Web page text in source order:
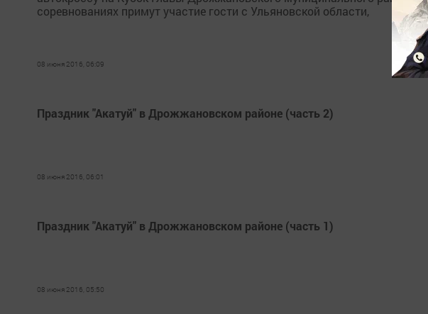
соревнованиях примут участие гости с Ульяновской области,
08 июня 2016, 06:09
Праздник "Акатуй" в Дрожжановском районе (часть 2)
08 июня 2016, 06:01
Праздник "Акатуй" в Дрожжановском районе (часть 1)
08 июня 2016, 05:50